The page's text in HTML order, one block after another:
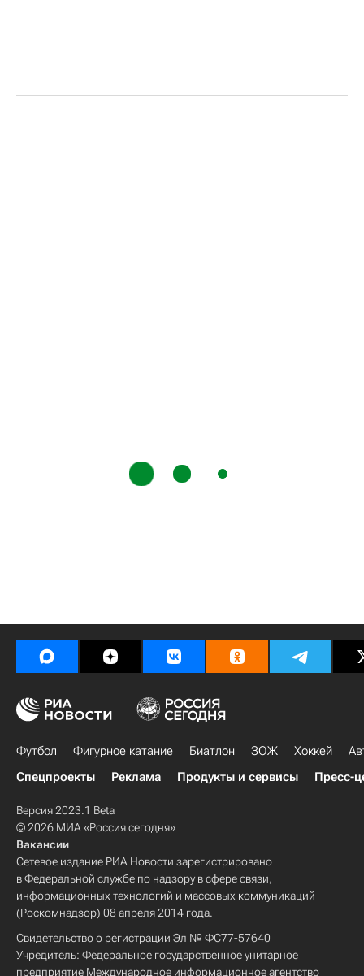
Футбол Фигурное катание Биатлон ЗОЖ Хоккей
Спецпроекты
Реклама Продукты и сервисы Пресс-
Версия 2023.1 Beta
© 2026 МИА «Россия сегодня»
Вакансии
Сетевое издание РИА Новости зарегистрировано
в Федеральной службе по надзору в сфере связи,
информационных технологий и массовых коммуникаций
(Роскомнадзор) 08 апреля 2014 года.
Свидетельство о регистрации Эл № ФС77-57640
Учредитель: Федеральное государственное унитарное
предприятие Международное информационное агентство